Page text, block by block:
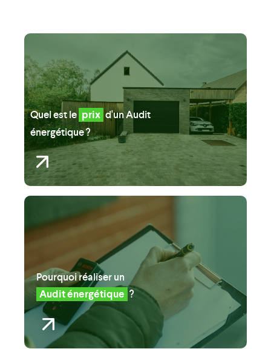
Quel est le prix d'unAudit
énergétique ?
Pourquoi réaliser un
Audit énergétique ?